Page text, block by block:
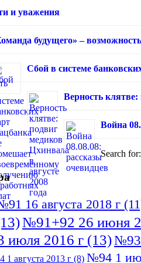
и уважения
будущего» –
Сбой в системе
Верность клятве:
Война
Search for:
16 августа 2018 г
№91+92 26 июня
июля 2016 г (13)№93
1 августа 2013 г (8) №94 1